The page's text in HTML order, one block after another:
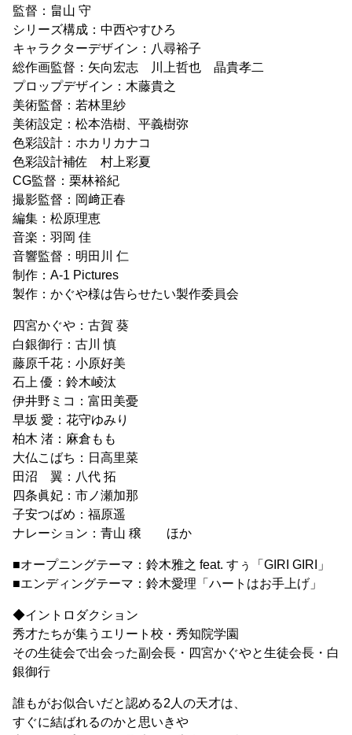
監督：畠山 守
シリーズ構成：中西やすひろ
キャラクターデザイン：八尋裕子
総作画監督：矢向宏志 川上哲也 晶貴孝二
プロップデザイン：木藤貴之
美術監督：若林里紗
美術設定：松本浩樹、平義樹弥
色彩設計：ホカリカナコ
色彩設計補佐 村上彩夏
CG監督：栗林裕紀
撮影監督：岡﨑正春
編集：松原理恵
音楽：羽岡 佳
音響監督：明田川 仁
制作：A-1 Pictures
製作：かぐや様は告らせたい製作委員会
四宮かぐや：古賀 葵
白銀御行：古川 慎
藤原千花：小原好美
石上 優：鈴木崚汰
伊井野ミコ：富田美憂
早坂 愛：花守ゆみり
柏木 渚：麻倉もも
大仏こばち：日高里菜
田沼 翼：八代 拓
四条眞妃：市ノ瀬加那
子安つばめ：福原遥
ナレーション：青山 穣 ほか
■オープニングテーマ：鈴木雅之 feat. すぅ「GIRI GIRI」
■エンディングテーマ：鈴木愛理「ハートはお手上げ」
◆イントロダクション
秀才たちが集うエリート校・秀知院学園
その生徒会で出会った副会長・四宮かぐやと生徒会長・白
銀御行
誰もがお似合いだと認める2人の天才は、
すぐに結ばれるのかと思いきや